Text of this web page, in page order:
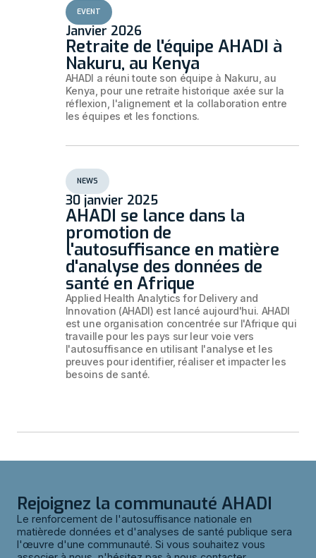
EVENT
Janvier 2026
Retraite de l'équipe AHADI à
Nakuru, au Kenya
AHADI a réuni toute son équipe à Nakuru, au
Kenya, pour une retraite historique axée sur la
réflexion, l'alignement et la collaboration entre
les équipes et les fonctions.
NEWS
30 janvier 2025
AHADI se lance dans la
promotion de
l'autosuffisance en matière
d'analyse des données de
santé en Afrique
Applied Health Analytics for Delivery and
Innovation (AHADI) est lancé aujourd'hui. AHADI
est une organisation concentrée sur l'Afrique qui
travaille pour les pays sur leur voie vers
l'autosuffisance en utilisant l'analyse et les
preuves pour identifier, réaliser et impacter les
besoins de santé.
Rejoignez la communauté AHADI
Le renforcement de l'autosuffisance nationale en
matièrede données et d'analyses de santé publique sera
l'œuvre d'une communauté. Si vous souhaitez vous